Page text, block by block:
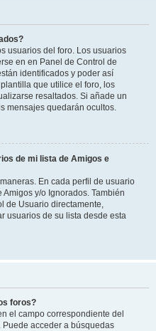
usuarios del foro. Los usuarios
en en Panel de Control de
identificados y poder así
que utilice el foro, los
resaltados. Si añade un
mensajes quedarán ocultos.
de mi lista de Amigos e
En cada perfil de usuario
y/o Ignorados. También
de Usuario directamente,
usuarios de su lista desde esta
foros?
el campo correspondiente del
acceder a búsquedas